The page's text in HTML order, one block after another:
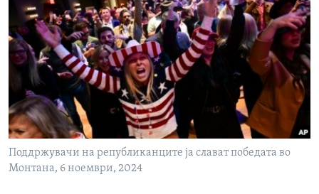
Поддржувачи на републиканците ја слават победата во
Монтана, 6 ноември, 2024